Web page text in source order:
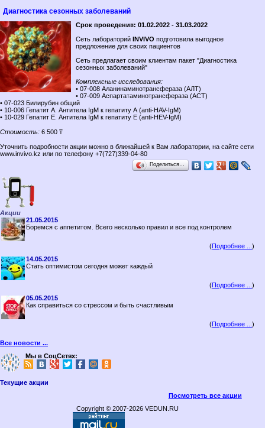
Диагностика сезонных заболеваний
Срок проведени¤: 01.02.2022 - 31.03.2022
Сеть лабораторий INVIVO подготовила выгодное
предложение для своих пациентов
Сеть предлагает своим клиентам пакет "Диагностика
сезонных заболеваний"
Комплексные исследования:
• 07-008 Аланинаминотрансфераза (АЛТ)
• 07-009 Аспартатаминотрансфераза (АСТ)
• 07-023 Билирубин общий
• 10-006 Гепатит А. Антитела IgM к гепатиту А (anti-HAV-IgM)
• 10-029 Гепатит Е. Aнтитела IgM к гепатиту Е (anti-HEV-IgM)
Cтоимость: 6 500 ₸
Уточнить подробности акции можно в ближайшей к Вам лаборатории, на сайте сети
www.invivo.kz или по телефону +7(727)339-04-80
Поделиться…
Акции
21.05.2015
Боремся с аппетитом. Всего несколько правил и все под контролем
(Подробнее ...)
14.05.2015
Стать оптимистом сегодня может каждый
(Подробнее ...)
05.05.2015
Как справиться со стрессом и быть счастливым
(Подробнее ...)
Все новости ...
Мы в СоцСетях:
Текущие акции
Посмотреть все акции
Copyright © 2007-2026 VEDUN.RU